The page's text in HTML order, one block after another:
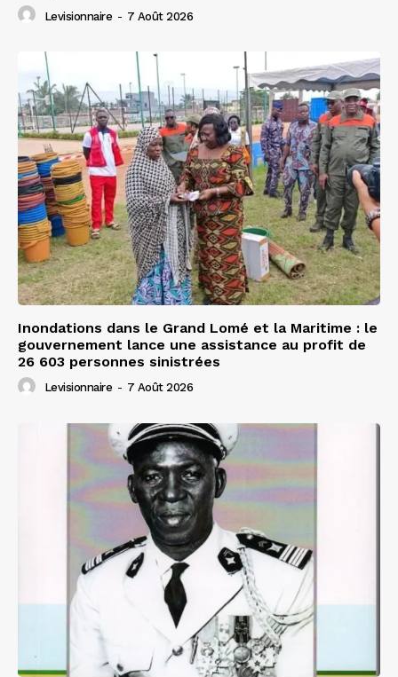
Levisionnaire - 7 Août 2026
Inondations dans le Grand Lomé et la Maritime : le
gouvernement lance une assistance au profit de
26 603 personnes sinistrées
Levisionnaire - 7 Août 2026